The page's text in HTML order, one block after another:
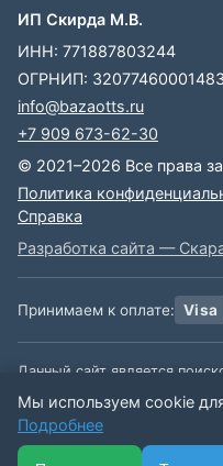
ИП Скирда М.В.
ИНН: 771887803244
ОГРНИП:
info@bazaotts.ru
+7 909 673-62-30
© 2021–2026 Все права
Политика
Справка
Разработка сайта —
Принимаем к оплате: Visa
Данный сайт является
размещенные на сайте,
несем ответственности за
Мы используем cookie
Подробнее